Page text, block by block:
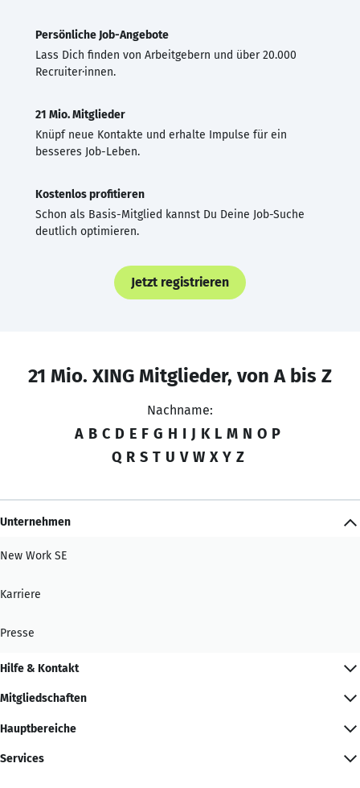
Persönliche Job-Angebote
Lass Dich finden von Arbeitgebern und über 20.000
Recruiter·innen.
21 Mio. Mitglieder
Knüpf neue Kontakte und erhalte Impulse für ein
besseres Job-Leben.
Kostenlos profitieren
Schon als Basis-Mitglied kannst Du Deine Job-Suche
deutlich optimieren.
Jetzt registrieren
21 Mio. XING Mitglieder, von A bis Z
Nachname:
A B C D E F G H I J K L M N O P
Q R S T U V W X Y Z
Unternehmen
New Work SE
Karriere
Presse
Hilfe & Kontakt
Mitgliedschaften
Hauptbereiche
Services